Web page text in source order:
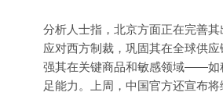
分析人士指，北京方面正在完善
应对西方制裁，巩固其在全球供
强其在关键商品和敏感领域——
足能力。上周，中国官方还宣布